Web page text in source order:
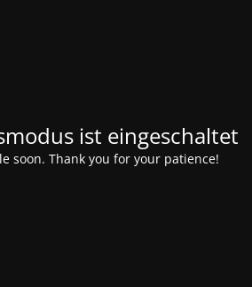
ist eingeschaltet
soon. Thank you for your patience!